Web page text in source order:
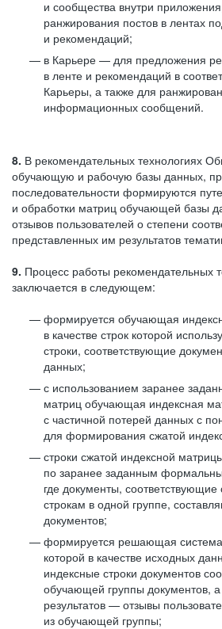
и сообщества внутри
ранжирования постов в лентах
и рекомендаций;
в Карьере — для предложения
в ленте и рекомендаций в
Карьеры, а также для
информационных сообщений.
8. В рекомендательных технологиях
обучающую и рабочую базы данных,
последовательности формируются
и обработки матриц обучающей базы
отзывов пользователей о степени
представленных им результатов
9. Процесс работы рекомендательных
заключается в следующем:
формируется обучающая
в качестве строк которой
строки, соответствующие
данных;
с использованием заранее
матриц обучающая индексная
с частичной потерей данных с
для формирования сжатой
строки сжатой индексной
по заранее заданным
где документы,
строкам в одной группе,
документов;
формируется решающая
которой в качестве исходных
индексные строки документов
обучающей группы документов,
результатов — отзывы
из обучающей группы;